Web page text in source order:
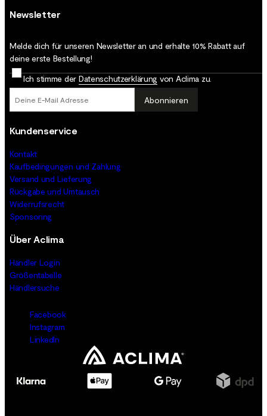
Newsletter
Melde dich für unseren Newsletter an und erhalte 10% Rabatt auf
deine erste Bestellung!
Ich stimme der Datenschutz­erklärung von Aclima zu.
Abonnieren
Kundenservice
Kontakt
Kaufbedingungen und Zahlung
Versand und Lieferung
Rückgabe und Umtausch
Widerrufsrecht
Sponsoring
Über Aclima
Händler Login
Größentabelle
Händlersuche
Facebook
Instagram
LinkedIn